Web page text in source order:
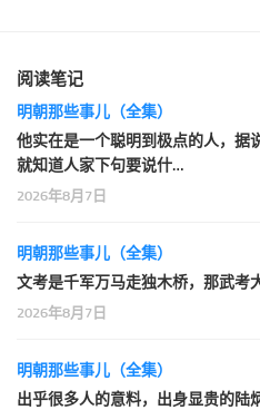
阅读笔记
明朝那些事儿（全集）
他实在是一个聪明到极点的人，据
就知道人家下句要说什…
2026年8月7日
明朝那些事儿（全集）
文考是千军万马走独木桥，那武考
2026年8月7日
明朝那些事儿（全集）
出乎很多人的意料，出身显贵的陆